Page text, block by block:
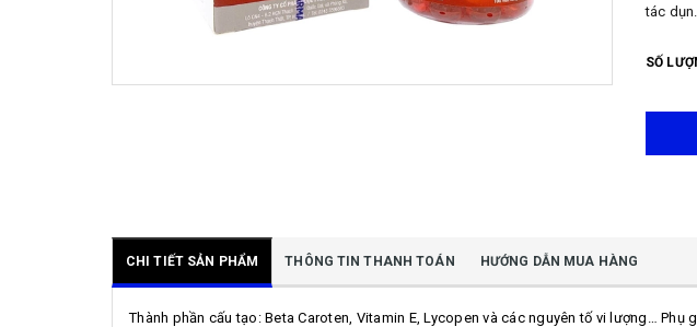
tác
SỐ
CHI TIẾT SẢN PHẨM THÔNG TIN THANH TOÁN HƯỚNG DẪN MUA HÀNG
Thành phần cấu tạo: Beta Caroten, Vitamin E, Lycopen và các nguyên tố vi lượng…